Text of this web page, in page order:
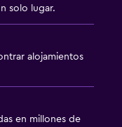
solo lugar.
alojamientos
en millones de